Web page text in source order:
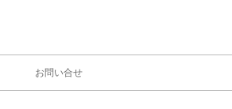
お問い合せ